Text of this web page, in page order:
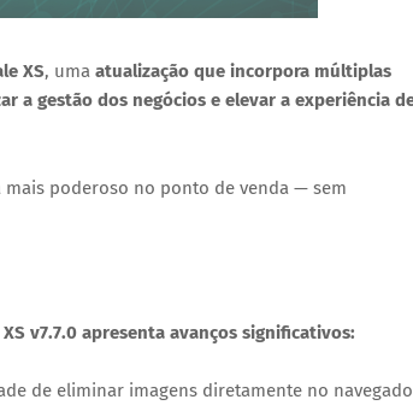
XS, uma atualização que incorpora múltiplas
a gestão dos negócios e elevar a experiência
poderoso no ponto de venda — sem
v7.7.0 apresenta avanços significativos:
de eliminar imagens diretamente no